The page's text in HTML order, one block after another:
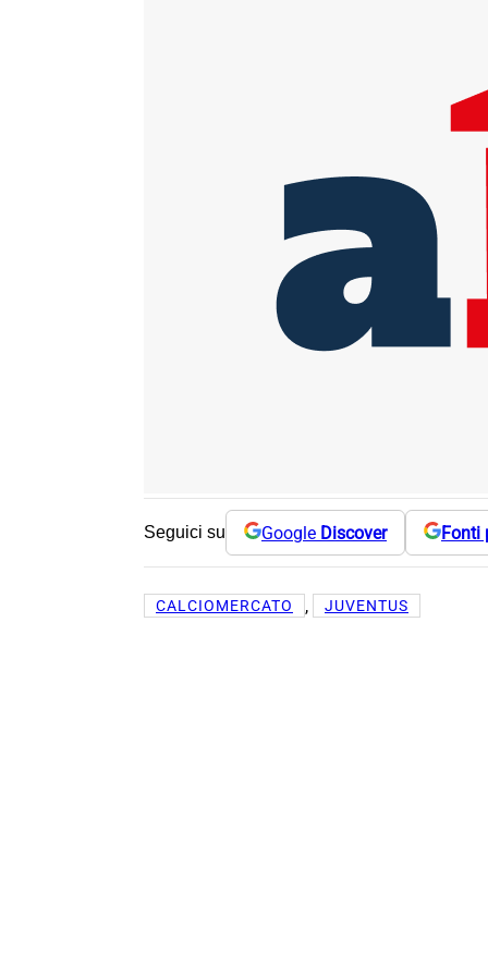
Seguici su Google Discover Fonti
CALCIOMERCATO , JUVENTUS